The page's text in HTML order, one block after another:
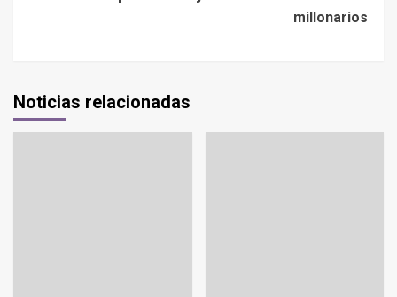
millonarios
Noticias relacionadas